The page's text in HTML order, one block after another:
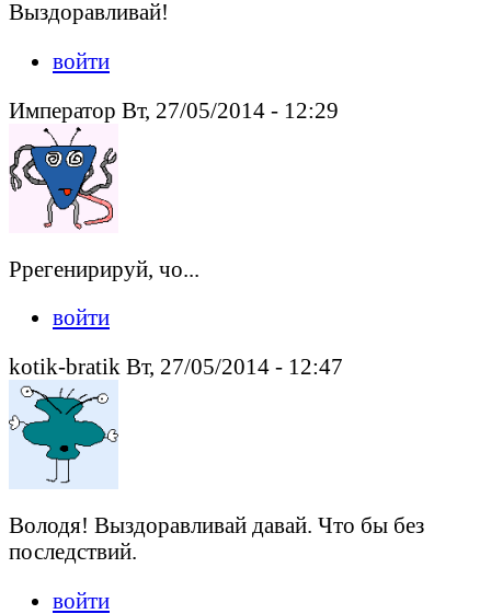
Выздоравливай!
войти
Император Вт, 27/05/2014 - 12:29
Ррегенирируй, чо...
войти
kotik-bratik Вт, 27/05/2014 - 12:47
Володя! Выздоравливай давай. Что бы без
последствий.
войти